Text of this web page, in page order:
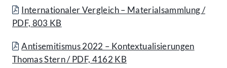
Internationaler Vergleich – Materialsammlung /
PDF, 803 KB
Antisemitismus 2022 – Kontextualisierungen
Thomas Stern / PDF, 4162 KB